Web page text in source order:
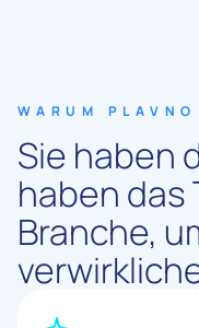
WARUM
Sie haben
haben das
Branche,